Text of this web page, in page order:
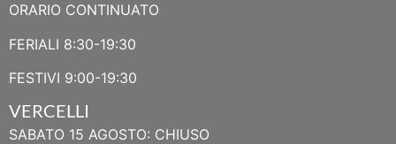
ORARIO CONTINUATO
FERIALI 8:30-19:30
FESTIVI 9:00-19:30
VERCELLI
SABATO 15 AGOSTO: CHIUSO